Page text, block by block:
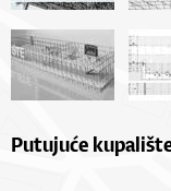
Putujuće